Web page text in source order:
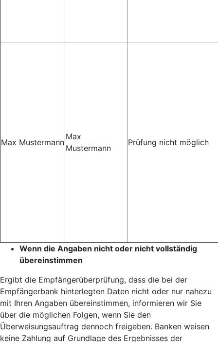
Max Mustermann
Max
Mustermann
Prüfung nicht möglich
Wenn die Angaben nicht oder nicht vollständig
übereinstimmen
Ergibt die Empfängerüberprüfung, dass die bei der
Empfängerbank hinterlegten Daten nicht oder nur nahezu
mit Ihren Angaben übereinstimmen, informieren wir Sie
über die möglichen Folgen, wenn Sie den
Überweisungsauftrag dennoch freigeben. Banken weisen
keine Zahlung auf Grundlage des Ergebnisses der